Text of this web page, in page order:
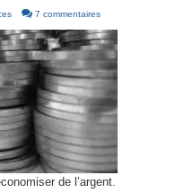
7 commentaires
de l’argent.